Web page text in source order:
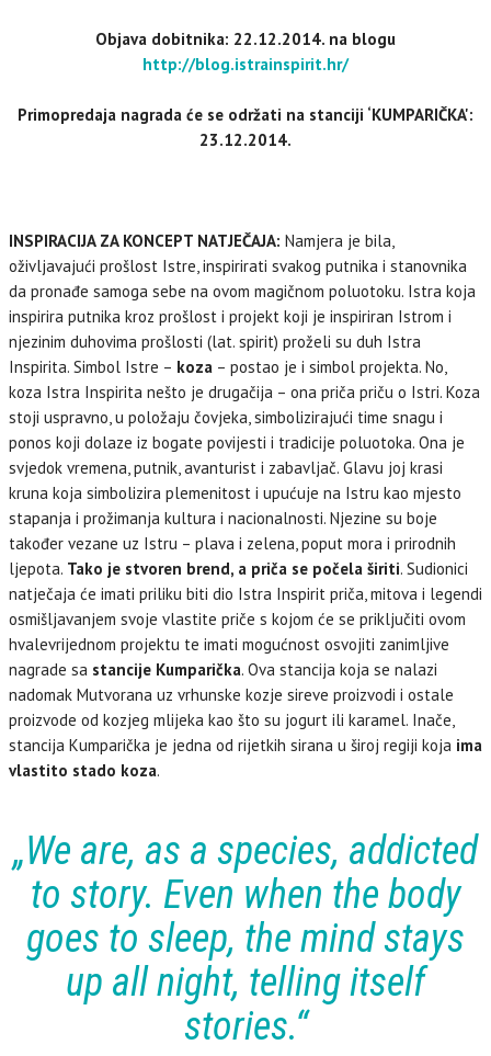
Objava dobitnika: 22.12.2014. na blogu
http://blog.istrainspirit.hr/
Primopredaja nagrada će se održati na stanciji ‘KUMPARIČKA':
23.12.2014.
INSPIRACIJA ZA KONCEPT NATJEČAJA: Namjera je bila,
oživljavajući prošlost Istre, inspirirati svakog putnika i stanovnika
da pronađe samoga sebe na ovom magičnom poluotoku. Istra koja
inspirira putnika kroz prošlost i projekt koji je inspiriran Istrom i
njezinim duhovima prošlosti (lat. spirit) proželi su duh Istra
Inspirita. Simbol Istre – koza – postao je i simbol projekta. No,
koza Istra Inspirita nešto je drugačija – ona priča priču o Istri. Koza
stoji uspravno, u položaju čovjeka, simbolizirajući time snagu i
ponos koji dolaze iz bogate povijesti i tradicije poluotoka. Ona je
svjedok vremena, putnik, avanturist i zabavljač. Glavu joj krasi
kruna koja simbolizira plemenitost i upućuje na Istru kao mjesto
stapanja i prožimanja kultura i nacionalnosti. Njezine su boje
također vezane uz Istru – plava i zelena, poput mora i prirodnih
ljepota. Tako je stvoren brend, a priča se počela širiti. Sudionici
natječaja će imati priliku biti dio Istra Inspirit priča, mitova i legendi
osmišljavanjem svoje vlastite priče s kojom će se priključiti ovom
hvalevrijednom projektu te imati mogućnost osvojiti zanimljive
nagrade sa stancije Kumparička. Ova stancija koja se nalazi
nadomak Mutvorana uz vrhunske kozje sireve proizvodi i ostale
proizvode od kozjeg mlijeka kao što su jogurt ili karamel. Inače,
stancija Kumparička je jedna od rijetkih sirana u široj regiji koja ima
vlastito stado koza.
„We are, as a species, addicted
to story. Even when the body
goes to sleep, the mind stays
up all night, telling itself
stories.“